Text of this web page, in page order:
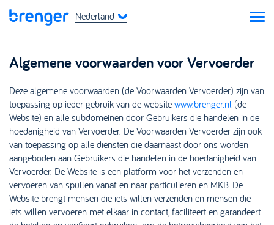
Nederland
Algemene voorwaarden voor Vervoerder
Deze algemene voorwaarden (de Voorwaarden Vervoerder) zijn van
toepassing op ieder gebruik van de website www.brenger.nl (de
Website) en alle subdomeinen door Gebruikers die handelen in de
hoedanigheid van Vervoerder. De Voorwaarden Vervoerder zijn ook
van toepassing op alle diensten die daarnaast door ons worden
aangeboden aan Gebruikers die handelen in de hoedanigheid van
Vervoerder. De Website is een platform voor het verzenden en
vervoeren van spullen vanaf en naar particulieren en MKB. De
Website brengt mensen die iets willen verzenden en mensen die
iets willen vervoeren met elkaar in contact, faciliteert en garandeert